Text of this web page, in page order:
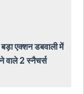
एक्शन डबवाली में
वाले 2 स्नैचर्स